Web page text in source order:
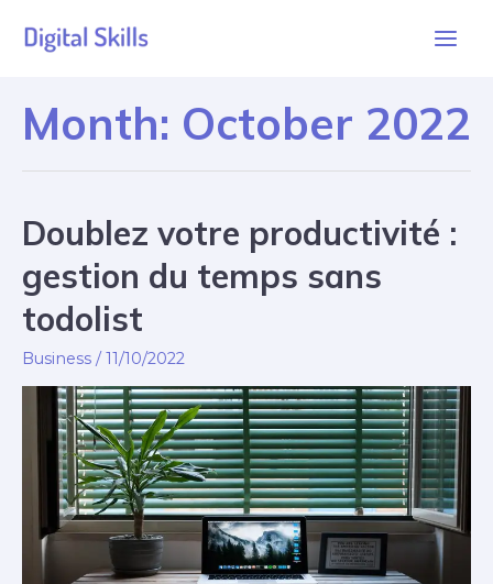
Month: October 2022
Doublez votre productivité :
gestion du temps sans
todolist
Business /11/10/2022